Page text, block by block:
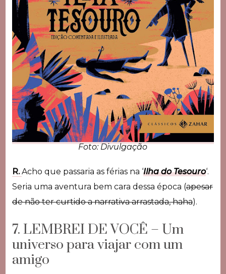
Foto: Divulgação
R.Acho que passaria as férias na ‘Ilha do Tesouro‘.
Seria uma aventura bem cara dessa época (apesar
de não ter curtido a narrativa arrastada, haha).
7. LEMBREI DE VOCÊ – Um
universo para viajar com um
amigo